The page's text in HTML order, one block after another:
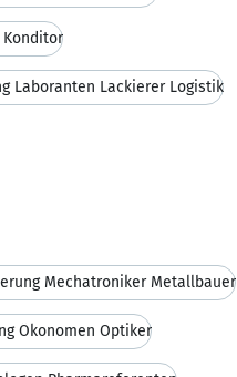
Konditor
Laboranten Lackierer Logistik
Mechatroniker Metallbauer
Ökonomen Optiker